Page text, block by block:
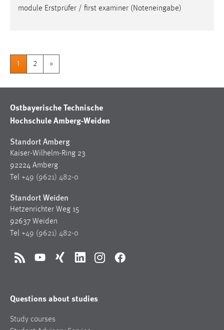
module Erstprüfer / first examiner (Noteneingabe)
1 2 »
Ostbayerische Technische
Hochschule Amberg-Weiden
Standort Amberg
Kaiser-Wilhelm-Ring 23
92224 Amberg
Tel +49 (9621) 482-0
Standort Weiden
Hetzenrichter Weg 15
92637 Weiden
Tel +49 (9621) 482-0
RSS YouTubeXing LinkedInInstagramFacebook
Questions about studies
Study courses